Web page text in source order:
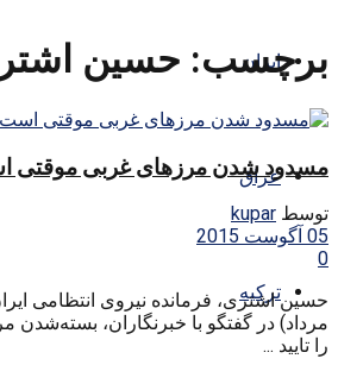
ایران
عراق
ترکیه
برچسب: حسین
مسدود شدن مرزهای غربی موقتی
توسط kupar
05 آگوست 2015
0
مرداد) در گفتگو با خبرنگاران،
را تایید ...